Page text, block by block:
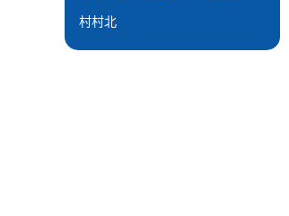
村村北